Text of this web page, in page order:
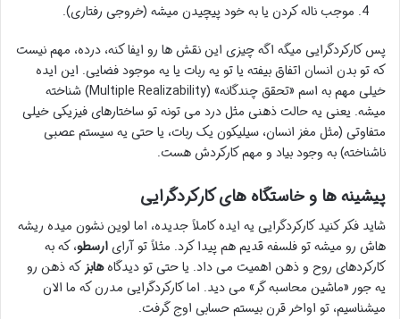
موجب ناله کردن یا به خود پیچیدن میشه (خروجی رفتاری).
پس کارکردگرایی میگه اگه چیزی این نقش ها رو ایفا کنه، درده، مهم نیست
که تو بدن انسان اتفاق بیفته یا تو یه ربات یا یه موجود فضایی. این ایده
خیلی مهم به اسم «تحقق چندگانه» (Multiple Realizability) شناخته
میشه. یعنی یه حالت ذهنی مثل درد می تونه تو ساختارهای فیزیکی خیلی
متفاوتی (مثل مغز انسان، سیلیکون یک ربات، یا حتی یه سیستم عصبی
ناشناخته) به وجود بیاد و مهم کارکردش هست.
پیشینه ها و خاستگاه های کارکردگرایی
شاید فکر کنید کارکردگرایی یه ایده کاملاً جدیده، اما لوین نشون میده ریشه
هاش رو میشه تو فلسفه قدیم هم پیدا کرد. مثلاً تو آرایارسطو، که به
کارکردهای روح و ذهن اهمیت می داد. یا حتی تو دیدگاههابز که ذهن رو
یه جور «ماشین محاسبه گر» می دید. اما کارکردگرایی مدرن که ما الان
میشناسیم، تو اواخر قرن بیستم حسابی اوج گرفت.